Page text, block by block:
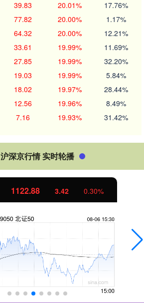
39.83 20.01% 17.76%
77.82 20.00% 1.17%
64.32 20.00% 12.21%
33.61 19.99% 11.69%
27.85 19.99% 32.20%
19.03 19.99% 5.84%
18.02 19.97% 28.44%
12.56 19.96% 8.49%
7.16 19.93% 31.42%
沪深京行情 实时轮播
1122.88 3.42 0.30%